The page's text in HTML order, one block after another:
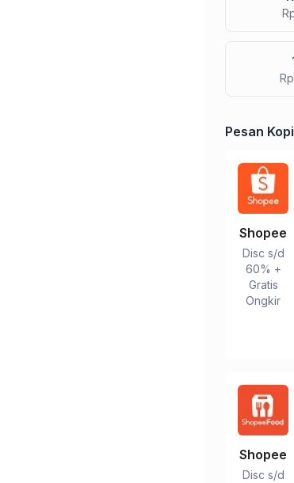
Pesan
Shopee
Disc s/d
60% +
Gratis
Ongkir
Shopee
Disc s/d